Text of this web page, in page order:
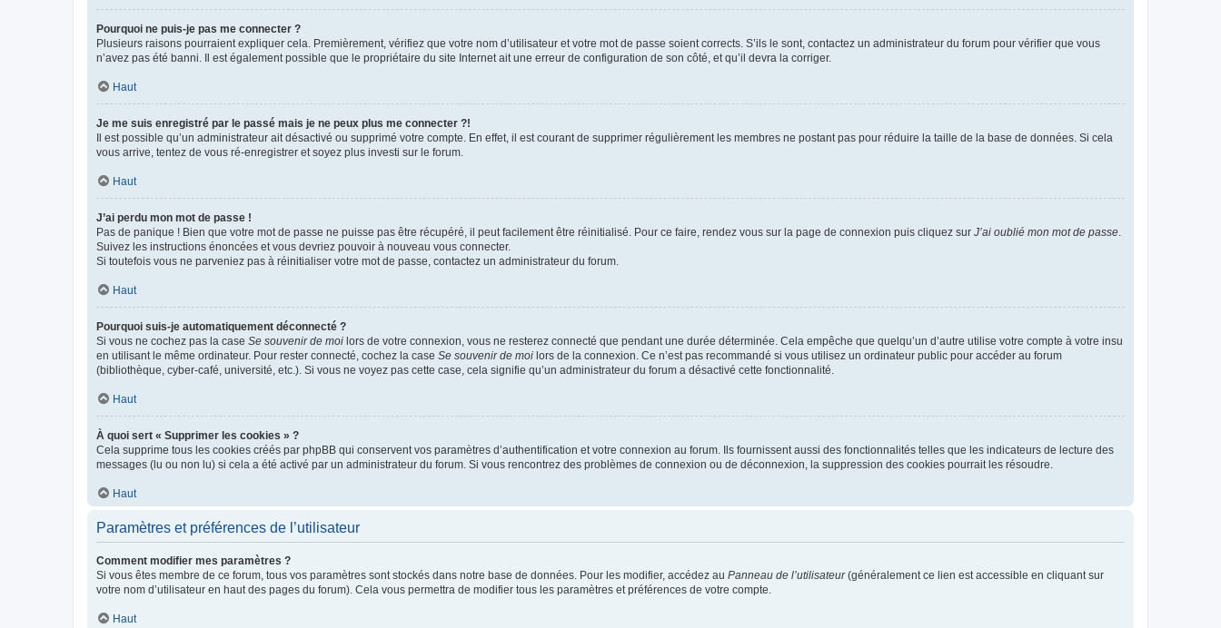
Pourquoi ne puis-je pas me connecter ?
Plusieurs raisons pourraient expliquer cela. Premièrement, vérifiez que votre nom d’utilisateur et votre mot de passe soient corrects. S’ils le sont, contactez un administrateur du forum pour vérifier que vous
n’avez pas été banni. Il est également possible que le propriétaire du site Internet ait une erreur de configuration de son côté, et qu’il devra la corriger.
Haut
Je me suis enregistré par le passé mais je ne peux plus me connecter ?!
Il est possible qu’un administrateur ait désactivé ou supprimé votre compte. En effet, il est courant de supprimer régulièrement les membres ne postant pas pour réduire la taille de la base de données. Si cela
vous arrive, tentez de vous ré-enregistrer et soyez plus investi sur le forum.
Haut
J’ai perdu mon mot de passe !
Pas de panique ! Bien que votre mot de passe ne puisse pas être récupéré, il peut facilement être réinitialisé. Pour ce faire, rendez vous sur la page de connexion puis cliquez sur J’ai oublié mon mot de passe
Suivez les instructions énoncées et vous devriez pouvoir à nouveau vous connecter.
Si toutefois vous ne parveniez pas à réinitialiser votre mot de passe, contactez un administrateur du forum.
Haut
Pourquoi suis-je automatiquement déconnecté ?
Si vous ne cochez pas la case Se souvenir de moi lors de votre connexion, vous ne resterez connecté que pendant une durée déterminée. Cela empêche que quelqu’un d’autre utilise votre compte à votre insu
en utilisant le même ordinateur. Pour rester connecté, cochez la case Se souvenir de moi lors de la connexion. Ce n’est pas recommandé si vous utilisez un ordinateur public pour accéder au forum
(bibliothèque, cyber-café, université, etc.). Si vous ne voyez pas cette case, cela signifie qu’un administrateur du forum a désactivé cette fonctionnalité.
Haut
À quoi sert « Supprimer les cookies » ?
Cela supprime tous les cookies créés par phpBB qui conservent vos paramètres d’authentification et votre connexion au forum. Ils fournissent aussi des fonctionnalités telles que les indicateurs de lecture des
messages (lu ou non lu) si cela a été activé par un administrateur du forum. Si vous rencontrez des problèmes de connexion ou de déconnexion, la suppression des cookies pourrait les résoudre.
Haut
Paramètres et préférences de l’utilisateur
Comment modifier mes paramètres ?
Si vous êtes membre de ce forum, tous vos paramètres sont stockés dans notre base de données. Pour les modifier, accédez au Panneau de l’utilisateur(généralement ce lien est accessible en cliquant sur
votre nom d’utilisateur en haut des pages du forum). Cela vous permettra de modifier tous les paramètres et préférences de votre compte.
Haut